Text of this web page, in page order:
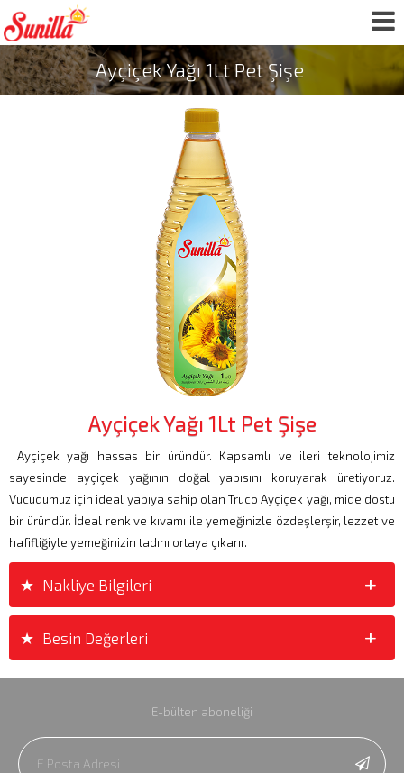
Ayçiçek Yağı 1Lt Pet Şişe
Ayçiçek Yağı 1Lt Pet Şişe
Ayçiçek yağı hassas bir üründür. Kapsamlı ve ileri teknolojimiz
sayesinde ayçiçek yağının doğal yapısını koruyarak üretiyoruz.
Vucudumuz için ideal yapıya sahip olan Truco Ayçiçek yağı, mide dostu
bir üründür. İdeal renk ve kıvamı ile yemeğinizle özdeşlerşir, lezzet ve
hafifliğiyle yemeğinizin tadını ortaya çıkarır.
Nakliye Bilgileri +
+
Besin Değerleri +
+
E-bülten aboneliği